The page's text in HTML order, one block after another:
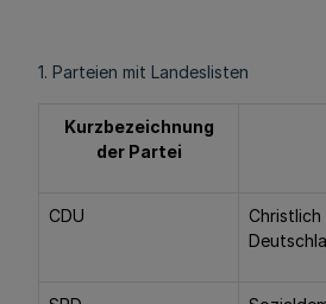
1. Parteien mit Landeslisten
Kurzbezeichnung
der Partei
CDU
Christlich